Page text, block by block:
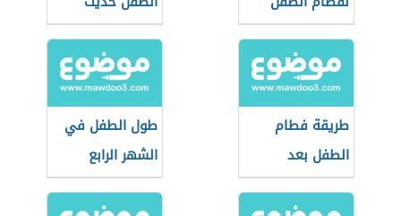
الولادة
طريقة فطام
الطفل بعد
السنتين
طول الطفل في
الشهر الرابع